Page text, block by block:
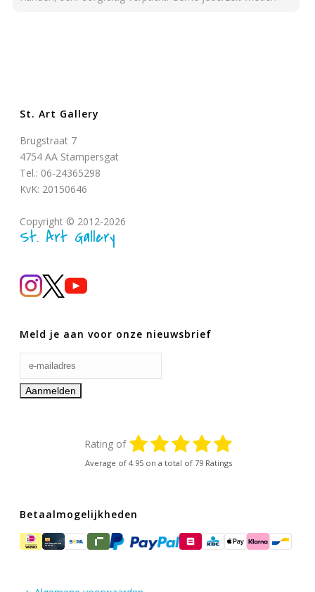
St. Art Gallery
Brugstraat 7
4754 AA Stampersgat
Tel.: 06-24365298
KvK: 20150646
Copyright © 2012-2026
St. Art Gallery
Meld je aan voor onze nieuwsbrief
Rating of
Average of 4.95 on a total of 79 Ratings
Betaalmogelijkheden